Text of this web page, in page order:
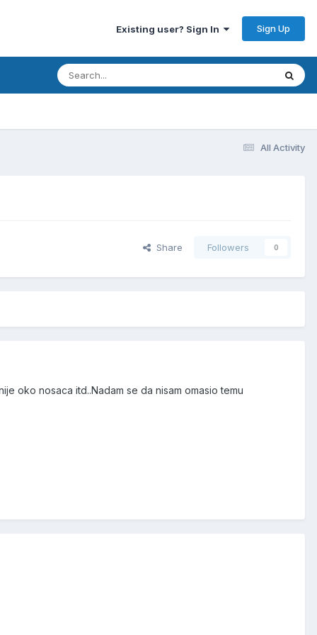
Existing user? Sign In Sign Up
All Activity
Share Followers 0
oko nosaca itd..Nadam se da nisam omasio temu